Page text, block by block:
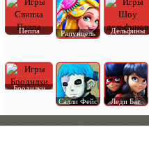
Пеппа Рапунцель Дельфины
Бродилки
Салли Фейс
Леди Баг